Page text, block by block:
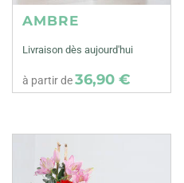
AMBRE
Livraison dès aujourd'hui
à partir de36,90 €